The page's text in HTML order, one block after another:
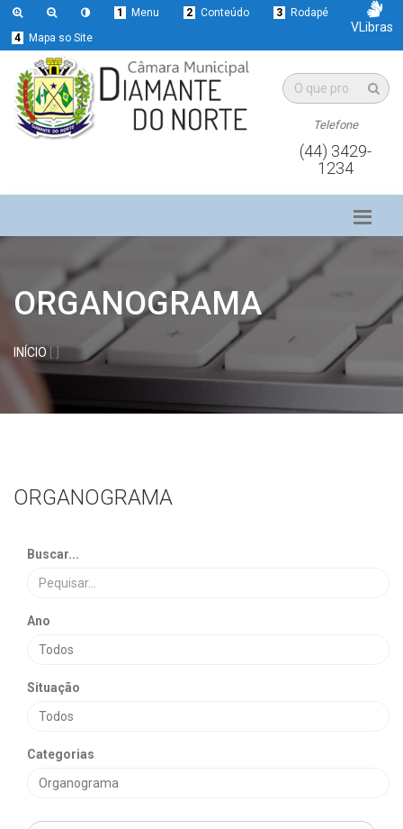
1 Menu 2 Conteúdo 3
Rodapé
4
Mapa so Site
VLibras
Telefone
(44) 3429-
1234
ORGANOGRAMA
INÍCIO
ORGANOGRAMA
Buscar...
Ano
Situação
Categorias